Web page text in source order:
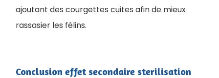
ajoutant des courgettes cuites afin de mieux
rassasier les félins.
Conclusion effet secondaire sterilisation